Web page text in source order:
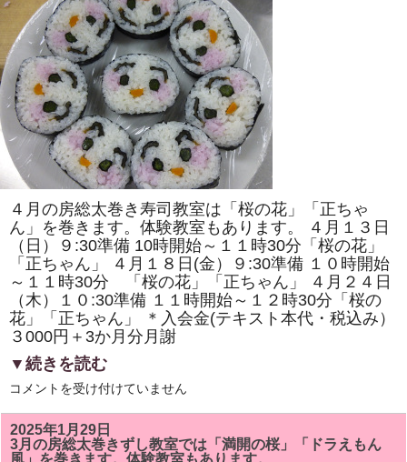
し
室
で
は
「ト
ロ
ッ
コ
列
車」
「二
つ
の
花」
を
巻
き
ま
す。
体
教
室
も
あ
り
す。
４月の房総太巻き寿司教室は「桜の花」「正ちゃ
ん」を巻きます。体験教室もあります。 ４月１３日
（日）９:30準備 10時開始～１１時30分「桜の花」
「正ちゃん」 ４月１８日(金）９:30準備 １０時開始
～１１時30分 「桜の花」「正ちゃん」 ４月２４日
（木）１０:30準備 １１時開始～１２時30分「桜の
花」「正ちゃん」 ＊入会金(テキスト本代・税込み）
３000円＋3か月分月謝
▼続きを読む
4
の
房
総
太
コメントを受け付けていません
2025年1月29日
3月の房総太巻きずし教室では「満開の桜」「ドラえもん
風」を巻きます。体験教室もあります。